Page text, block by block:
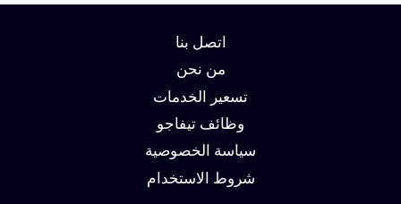
اتصل بنا
من نحن
تسعير الخدمات
وظائف تيفاجو
سياسة الخصوصية
شروط الاستخدام